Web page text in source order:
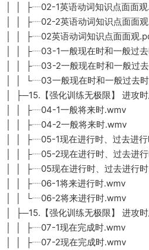
│ │ ├┈02-1英语动词知识点面面
│ │ ├┈02-2英语动词知识点面面
│ │ ├┈02英语动词知识点面面观
│ │ ├┈03-1一般现在时和一般过
│ │ ├┈03-2一般现在时和一般过
│ │ └┈03一般现在时和一般过去
│ ├─15.【强化训练无极限】 进攻
│ │ ├┈04-1一般将来时.wmv
│ │ ├┈04-2一般将来时.wmv
│ │ ├┈05-1现在进行时、过去进
│ │ ├┈05-2现在进行时、过去进
│ │ ├┈05现在进行时、过去进行
│ │ ├┈06-1将来进行时.wmv
│ │ └┈06-2将来进行时.wmv
│ ├─15.【强化训练无极限】 进攻
│ │ ├┈07-1现在完成时.wmv
│ │ ├┈07-2现在完成时.wmv